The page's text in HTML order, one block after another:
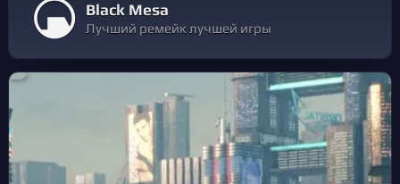
Black Mesa
Лучший ремейк лучшей игры